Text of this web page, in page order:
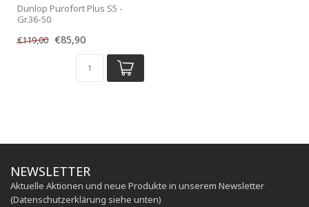
Dunlop Purofort Plus S5 -
Gr.36-50
€119,00 €85,90
NEWSLETTER
Aktuelle Aktionen und neue Produkte in unserem Newsletter
(Datenschutzerklärung siehe unten)